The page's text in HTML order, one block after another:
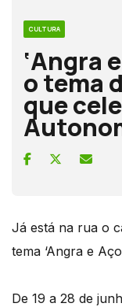
CULTURA
‘Angra
o tema
que
Já está na rua o
tema ‘Angra e
De 19 a 28 de